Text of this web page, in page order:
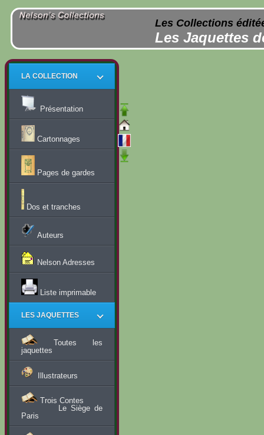
Les Collections
Les Jaquettes
LA COLLECTION
Présentation
Cartonnages
Pages de gardes
Dos et tranches
Auteurs
Nelson Adresses
Liste imprimable
LES JAQUETTES
Toutes les
jaquettes
Illustrateurs
Trois Contes
Le Siège de
Paris